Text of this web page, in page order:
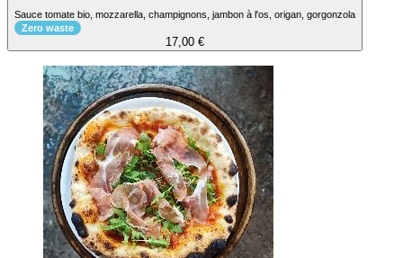
Sauce tomate bio, mozzarella, champignons, jambon à l'os, origan, gorgonzola
Zero waste
17,00 €